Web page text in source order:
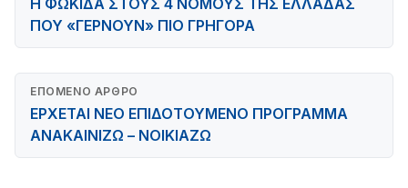
Η ΦΩΚΙΔΑ ΣΤΟΥΣ 4 ΝΟΜΟΥΣ ΤΗΣ ΕΛΛΑΔΑΣ
ΠΟΥ «ΓΕΡΝΟΥΝ» ΠΙΟ ΓΡΗΓΟΡΑ
ΕΠΌΜΕΝΟ ΆΡΘΡΟ
ΕΡΧΕΤΑΙ ΝΕΟ ΕΠΙΔΟΤΟΥΜΕΝΟ ΠΡΟΓΡΑΜΜΑ
ΑΝΑΚΑΙΝΙΖΩ – ΝΟΙΚΙΑΖΩ